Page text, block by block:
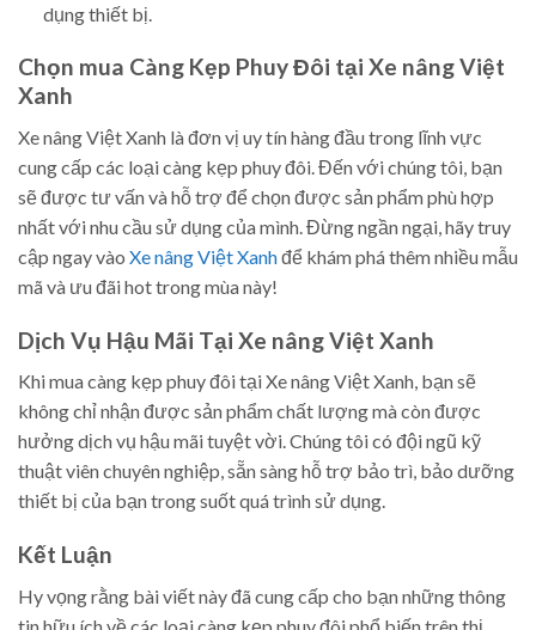
dụng thiết bị.
Chọn mua Càng Kẹp Phuy Đôi tại Xe nâng Việt
Xanh
Xe nâng Việt Xanh là đơn vị uy tín hàng đầu trong lĩnh vực
cung cấp các loại càng kẹp phuy đôi. Đến với chúng tôi, bạn
sẽ được tư vấn và hỗ trợ để chọn được sản phẩm phù hợp
nhất với nhu cầu sử dụng của mình. Đừng ngần ngại, hãy truy
cập ngay vào Xe nâng Việt Xanhđể khám phá thêm nhiều mẫu
mã và ưu đãi hot trong mùa này!
Dịch Vụ Hậu Mãi Tại Xe nâng Việt Xanh
Khi mua càng kẹp phuy đôi tại Xe nâng Việt Xanh, bạn sẽ
không chỉ nhận được sản phẩm chất lượng mà còn được
hưởng dịch vụ hậu mãi tuyệt vời. Chúng tôi có đội ngũ kỹ
thuật viên chuyên nghiệp, sẵn sàng hỗ trợ bảo trì, bảo dưỡng
thiết bị của bạn trong suốt quá trình sử dụng.
Kết Luận
Hy vọng rằng bài viết này đã cung cấp cho bạn những thông